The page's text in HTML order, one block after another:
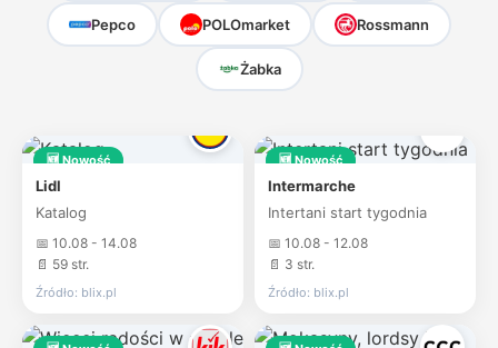
Pepco POLOmarket Rossmann
Żabka
🆕 Nowość
Lidl
Katalog
📅 10.08 - 14.08
📄 59 str.
Źródło: blix.pl
🆕 Nowość
Intermarche
Intertani start tygodnia
📅 10.08 - 12.08
📄 3 str.
Źródło: blix.pl